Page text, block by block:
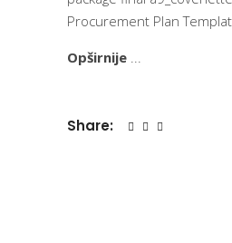
Procurement Plan
Opširnije
Share: